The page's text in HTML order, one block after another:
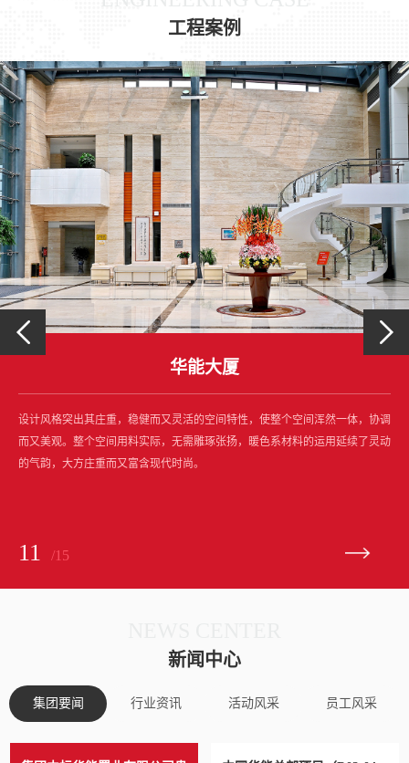
工程案例
华能大厦
设计风格突出其庄重，稳健而又灵活的空间特性，使整个空间浑然一体，协调
而又美观。整个空间用料实际，无需雕琢张扬，暖色系材料的运用延续了灵动
的气韵，大方庄重而又富含现代时尚。
11 /15
新闻中心
集团要闻 行业资讯 活动风采 员工风采